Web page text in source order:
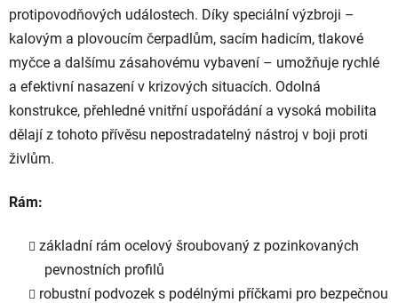
protipovodňových událostech. Díky speciální výzbroji –
kalovým a plovoucím čerpadlům, sacím hadicím, tlakové
myčce a dalšímu zásahovému vybavení – umožňuje rychlé
a efektivní nasazení v krizových situacích. Odolná
konstrukce, přehledné vnitřní uspořádání a vysoká mobilita
dělají z tohoto přívěsu nepostradatelný nástroj v boji proti
živlům.
Rám:
základní rám ocelový šroubovaný z pozinkovaných
pevnostních profilů
robustní podvozek s podélnými příčkami pro bezpečnou